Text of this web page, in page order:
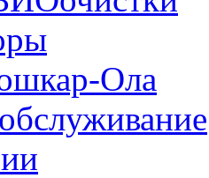
Ола